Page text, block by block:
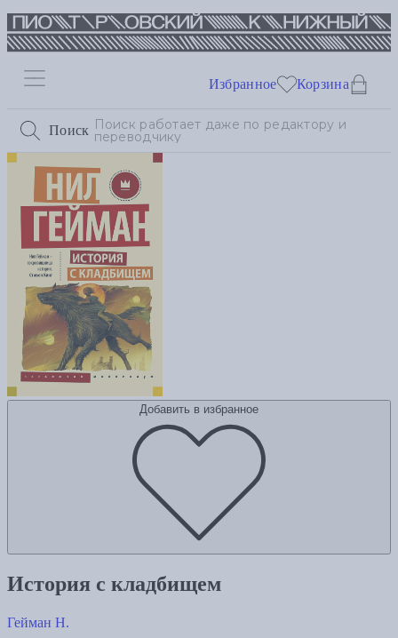
Поиск
Избранное Корзина
Добавить в избранное
История с кладбищем
Гейман Н.